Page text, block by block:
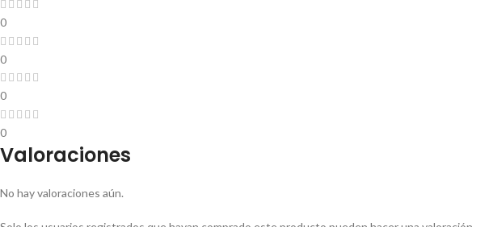
0
0
0
0
Valoraciones
No hay valoraciones aún.